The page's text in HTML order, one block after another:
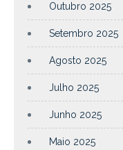
Outubro 2025
Setembro 2025
Agosto 2025
Julho 2025
Junho 2025
Maio 2025